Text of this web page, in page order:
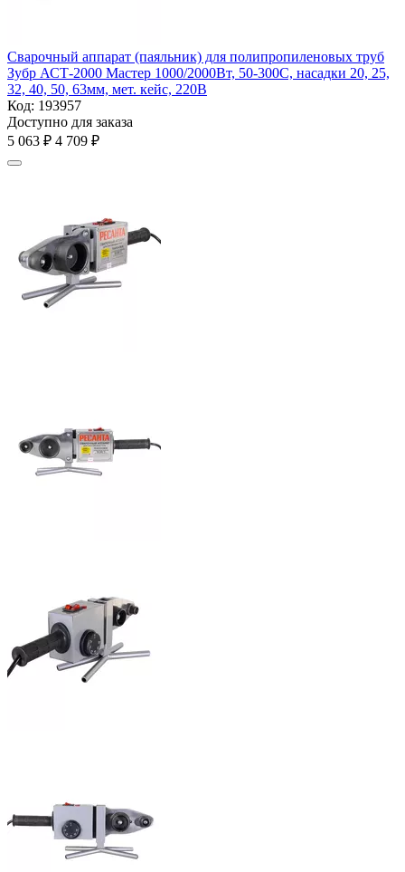
Сварочный аппарат (паяльник) для полипропиленовых труб
Зубр АСТ-2000 Мастер 1000/2000Вт, 50-300С, насадки 20, 25,
32, 40, 50, 63мм, мет. кейс, 220В
Код: 193957
Доступно для заказа
5 063 ₽ 4 709 ₽